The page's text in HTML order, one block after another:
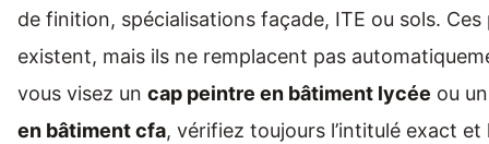
de finition, spécialisations façade, ITE ou sols. Ces
existent, mais ils ne remplacent pas
vous visez un cap peintre en bâtiment lycée ou
en bâtiment cfa, vérifiez toujours l’intitulé exact